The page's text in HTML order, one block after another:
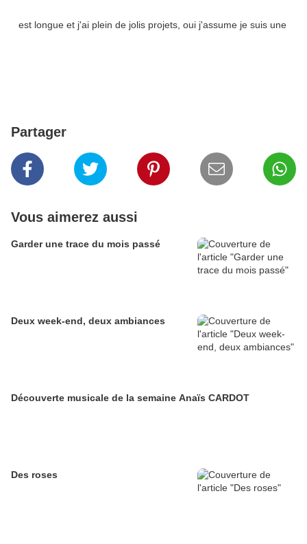
est longue et j'ai plein de jolis projets, oui j'assume je suis une
Partager
Vous aimerez aussi
Garder une trace du mois passé
Deux week-end, deux ambiances
Découverte musicale de la semaine Anaïs CARDOT
Des roses